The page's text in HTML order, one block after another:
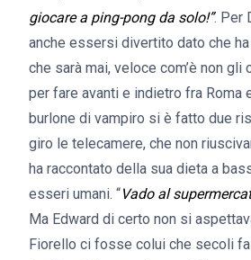
giocare a ping-pong da solo!”. Per
anche essersi divertito dato che
che sarà mai, veloce com’è non gli
per fare avanti e indietro fra Roma
burlone di vampiro si è fatto due
giro le telecamere, che non
ha raccontato della sua dieta a
esseri umani. “Vado al
Ma Edward di certo non si
Fiorello ci fosse colui che secoli